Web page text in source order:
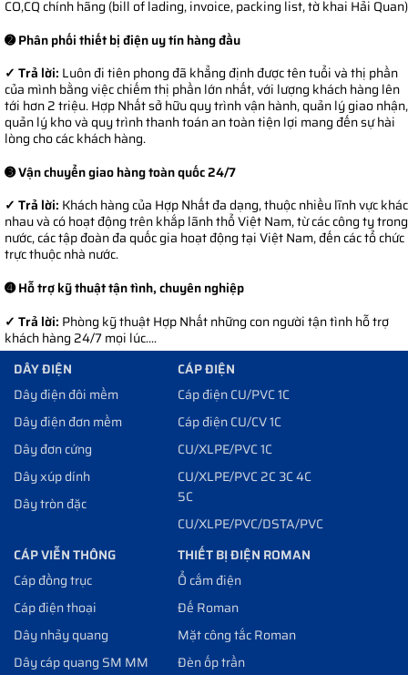
CO,CQ chính hãng (bill of lading, invoice, packing list, tờ khai Hải Quan)
➋ Phân phối thiết bị điện uy tín hàng đầu
✓ Trả lời: Luôn đi tiên phong đã khẳng định được tên tuổi và thị phần
của mình bằng việc chiếm thị phần lớn nhất, với lượng khách hàng lên
tới hơn 2 triệu. Hợp Nhất sở hữu quy trình vận hành, quản lý giao nhận,
quản lý kho và quy trình thanh toán an toàn tiện lợi mang đến sự hài
lòng cho các khách hàng.
➌ Vận chuyển giao hàng toàn quốc 24/7
✓ Trả lời: Khách hàng của Hợp Nhất đa dạng, thuộc nhiều lĩnh vực khác
nhau và có hoạt động trên khắp lãnh thổ Việt Nam, từ các công ty trong
nước, các tập đoàn đa quốc gia hoạt động tại Việt Nam, đến các tổ chức
trực thuộc nhà nước.
➍ Hỗ trợ kỹ thuật tận tình, chuyên nghiệp
✓ Trả lời: Phòng kỹ thuật Hợp Nhất những con người tận tình hỗ trợ
khách hàng 24/7 mọi lúc....
DÂY ĐIỆN
Dây điện đôi mềm
Dây điện đơn mềm
Dây đơn cứng
Dây xúp dính
Dây tròn đặc
CÁP ĐIỆN
Cáp điện CU/PVC 1C
Cáp điện CU/CV 1C
CU/XLPE/PVC 1C
CU/XLPE/PVC 2C 3C 4C
5C
CU/XLPE/PVC/DSTA/PVC
CÁP VIỄN THÔNG
Cáp đồng trục
Cáp điện thoại
Dây nhảy quang
Dây cáp quang SM MM
THIẾT BỊ ĐIỆN ROMAN
Ổ cắm điện
Đế Roman
Mặt công tắc Roman
Đèn ốp trần